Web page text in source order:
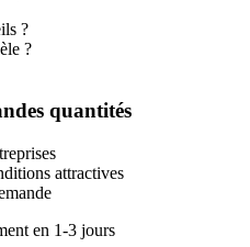
?
?
quantités
attractives
en 1-3 jours